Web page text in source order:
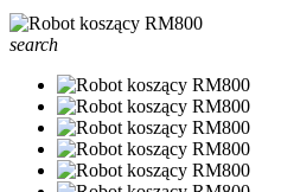
search